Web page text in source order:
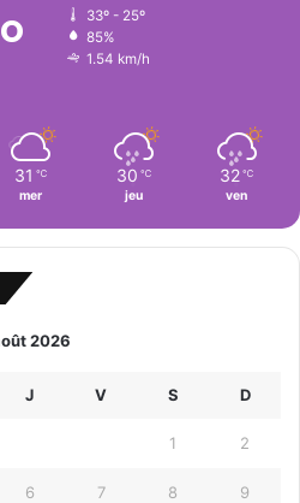
33º - 25º
85%
1.54 km/h
31 ℃
mer
30 ℃
jeu
32 ℃
ven
2026
J V S D
1 2
6 7 8 9